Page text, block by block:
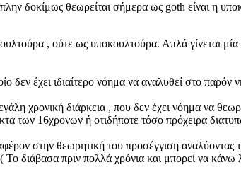
δοκίμως θεωρείται σήμερα ως goth είναι η
, ούτε ως υποκουλτούρα. Απλά γίνεται
δεν έχει ιδιαίτερο νόημα να αναλυθεί στο
χρονική διάρκεια , που δεν έχει νόημα να
των 16χρονων ή οτιδήποτε τόσο πρόχειρα
στην θεωρητική του προσέγγιση
διάβασα πριν πολλά χρόνια και μπορεί να